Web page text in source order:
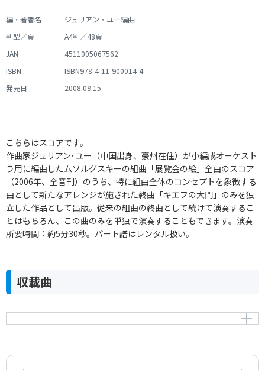
編・著者名
ジュリアン・ユー編曲
判型／頁
A4判／48頁
JAN
4511005067562
ISBN
ISBN978-4-11-900014-4
発売日
2008.09.15
こちらはスコアです。
作曲家ジュリアン･ユー（中国出身、豪州在住）が小編成オーケスト
ラ用に編曲したムソルグスキーの組曲「展覧会の絵」全曲のスコア
（2006年、全音刊）のうち、特に組曲全体のコンセプトを象徴する
曲として新たなアレンジが施された終曲「キエフの大門」のみを独
立した作品として出版。従来の組曲の終曲として続けて演奏するこ
とはもちろん、この曲のみを単独で演奏することもできます。演奏
所要時間：約5分30秒。パート譜はレンタル扱い。
収載曲
組曲 展覧会の絵「10.キエフの大門」(2007年改定版）